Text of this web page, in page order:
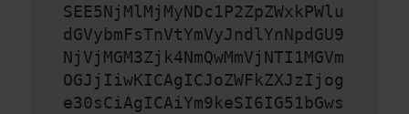
SEE5NjMlMjMyNDc1P2ZpZWxkPWlu
dGVybmFsTnVtYmVyJndlYnNpdGU9
NjVjMGM3Zjk4NmQwMmVjNTI1MGVm
OGJjIiwKICAgICJoZWFkZXJzIjog
e30sCiAgICAiYm9keSI6IG51bGws